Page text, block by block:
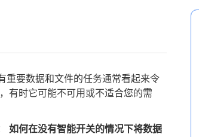
重要数据和文件的任务通常看起来令
，有时它可能不可用或不适合您的需
如何在没有智能开关的情况下将数据